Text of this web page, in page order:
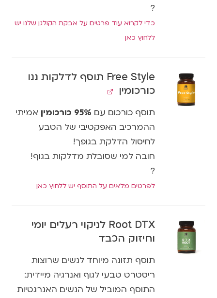
?
כדי לקרוא עוד פרטים על אבקת הקולגן שלנו יש
ללחוץ כאן
Free Style תוסף לדלקות ננו
כורכומין
תוסף כורכום עם 95% כורכומין
אמיתי
ההמרכיב האפקטיבי של הטבע
לחיסול הדלקת בגופך!
חובה למי שסובלת מדלקות בגוף!
?
לפרטים מלאים על התוסף יש ללחוץ כאן
Root DTX לניקוי רעלים יומי
וחיזוק הכבד
תוסף תזונה מיוחד לנשים שרוצות
ריסטרט טבעי לגוף ואנרגיה מיידית:
התוסף המוביל של הנשים האנרגטיות